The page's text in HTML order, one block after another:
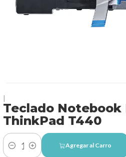
Teclado Notebook
ThinkPad T440
Cantidad
Agregar al Carro